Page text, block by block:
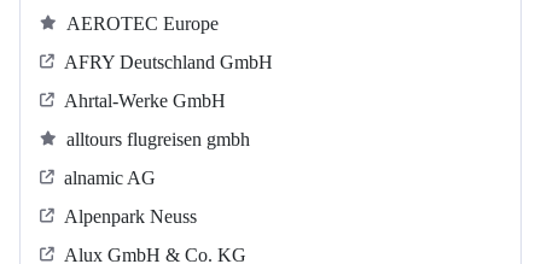
AEROTEC Europe
AFRY Deutschland GmbH
Ahrtal-Werke GmbH
alltours flugreisen gmbh
alnamic AG
Alpenpark Neuss
Alux GmbH & Co. KG